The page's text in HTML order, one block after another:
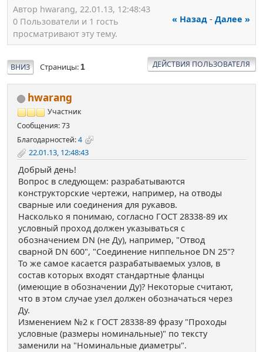
Автор hwarang, 22.01.13, 12:48:43
« Назад - Далее »
0 Пользователи и 1 гость
просматривают эту тему.
ВНИЗ Страницы 1 ДЕЙСТВИЯ ПОЛЬЗОВАТЕЛЯ
hwarang
Участник
Сообщения: 73
Благодарностей:4
22.01.13, 12:48:43
Добрый день!
Вопрос в следующем: разрабатываются
конструкторские чертежи, например, на отводы
сварные или соединения для рукавов.
Насколько я понимаю, согласно ГОСТ 28338-89 их
условный проход должен указываться с
обозначением DN (не Ду), например, "Отвод
сварной DN 600", "Соединение ниппельное DN 25"?
То же самое касается разрабатываемых узлов, в
состав которых входят стандартные фланцы
(имеющие в обозначении Ду)? Некоторые считают,
что в этом случае узел должен обозначаться через
Ду.
Изменением №2 к ГОСТ 28338-89 фразу "Проходы
условные (размеры номинальные)" по тексту
заменили на "Номинальные диаметры".